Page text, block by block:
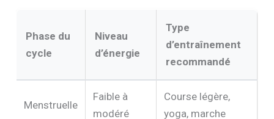
Phase du
cycle
Niveau
d’énergie
Type
d’entraînement
recommandé
Menstruelle
Faible à
modéré
Course légère,
yoga, marche